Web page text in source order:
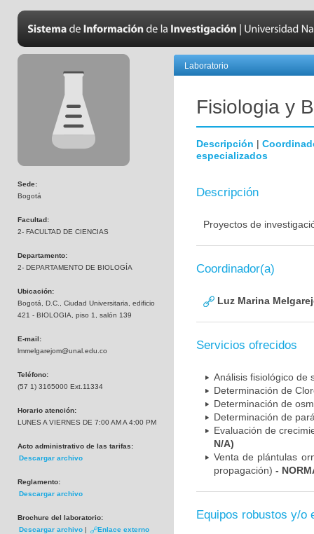
Sede:
Bogotá
Facultad:
2- FACULTAD DE CIENCIAS
Departamento:
2- DEPARTAMENTO DE BIOLOGÍA
Ubicación:
Bogotá, D.C., Ciudad Universitaria, edificio
421 - BIOLOGIA, piso 1, salón 139
E-mail:
lmmelgarejom@unal.edu.co
Teléfono:
(57 1) 3165000 Ext.11334
Horario atención:
LUNES A VIERNES DE 7:00 AM A 4:00 PM
Acto administrativo de las tarifas:
Descargar archivo
Reglamento:
Descargar archivo
Brochure del laboratorio:
Descargar archivo | Enlace externo
Laboratorio
Fisiologia y
Descripción |
especializados
Descripción
Proyectos de
Coordinador(a)
Luz Marina
Servicios ofrecidos
Análisis fisiológico de
Determinación de
Determinación de
Determinación de
Evaluación de
N/A)
Venta de plántulas
propagación) -
Equipos robustos y/o